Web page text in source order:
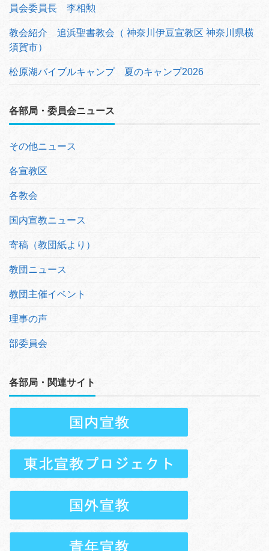
員会委員長 李相勲
教会紹介 追浜聖書教会（ 神奈川伊豆宣教区 神奈川県横
須賀市）
松原湖バイブルキャンプ 夏のキャンプ2026
各部局・委員会ニュース
その他ニュース
各宣教区
各教会
国内宣教ニュース
寄稿（教団紙より）
教団ニュース
教団主催イベント
理事の声
部委員会
各部局・関連サイト